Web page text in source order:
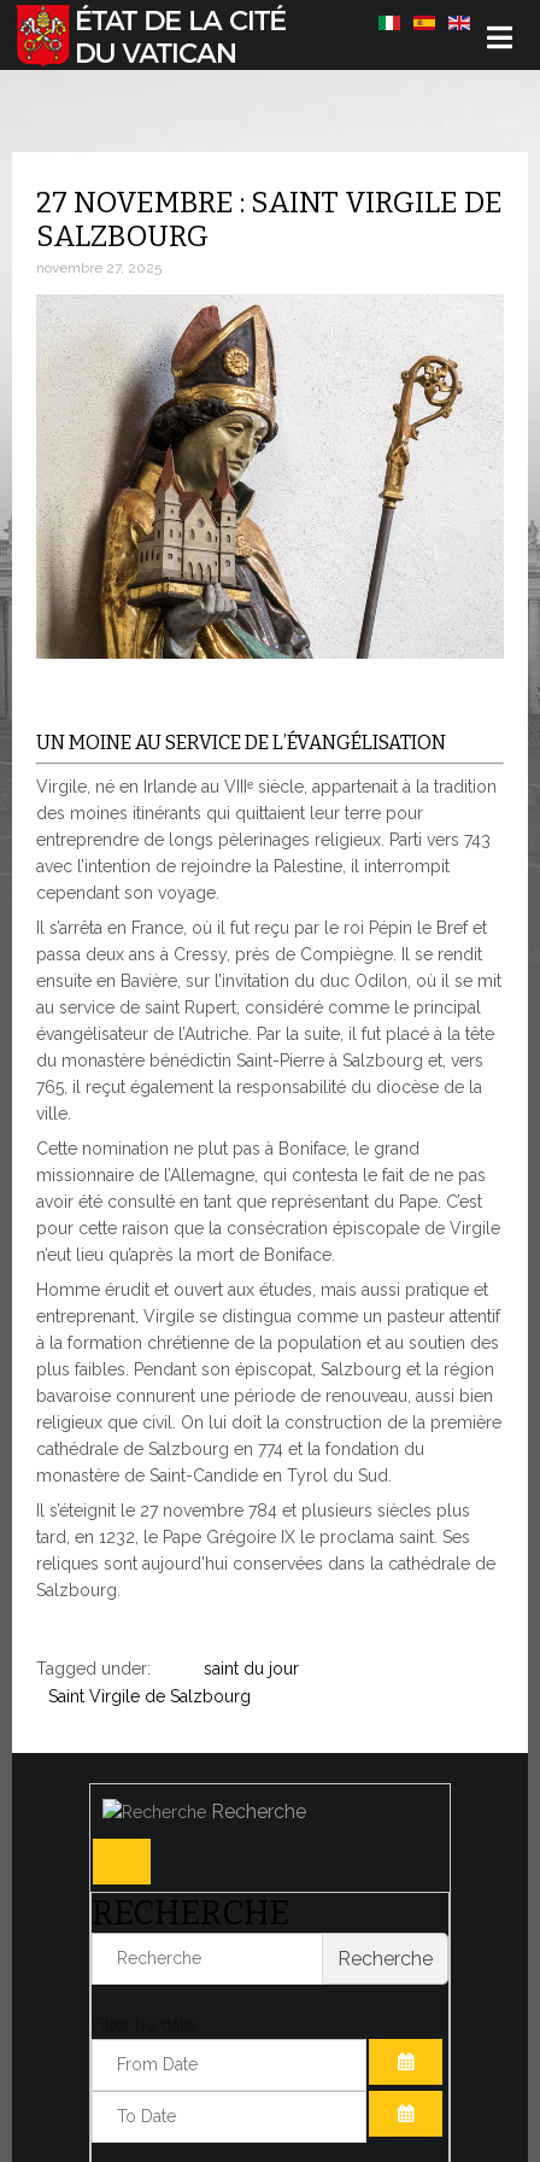
Sélectionnez votre langue
27 NOVEMBRE : SAINT VIRGILE DE
SALZBOURG
novembre 27, 2025
UN MOINE AU SERVICE DE L’ÉVANGÉLISATION
Virgile, né en Irlande au VIIIᵉ siècle, appartenait à la tradition
des moines itinérants qui quittaient leur terre pour
entreprendre de longs pèlerinages religieux. Parti vers 743
avec l’intention de rejoindre la Palestine, il interrompit
cependant son voyage.
Il s’arrêta en France, où il fut reçu par le roi Pépin le Bref et
passa deux ans à Cressy, près de Compiègne. Il se rendit
ensuite en Bavière, sur l’invitation du duc Odilon, où il se mit
au service de saint Rupert, considéré comme le principal
évangélisateur de l’Autriche. Par la suite, il fut placé à la tête
du monastère bénédictin Saint-Pierre à Salzbourg et, vers
765, il reçut également la responsabilité du diocèse de la
ville.
Cette nomination ne plut pas à Boniface, le grand
missionnaire de l’Allemagne, qui contesta le fait de ne pas
avoir été consulté en tant que représentant du Pape. C’est
pour cette raison que la consécration épiscopale de Virgile
n’eut lieu qu’après la mort de Boniface.
Homme érudit et ouvert aux études, mais aussi pratique et
entreprenant, Virgile se distingua comme un pasteur attentif
à la formation chrétienne de la population et au soutien des
plus faibles. Pendant son épiscopat, Salzbourg et la région
bavaroise connurent une période de renouveau, aussi bien
religieux que civil. On lui doit la construction de la première
cathédrale de Salzbourg en 774 et la fondation du
monastère de Saint-Candide en Tyrol du Sud.
Il s’éteignit le 27 novembre 784 et plusieurs siècles plus
tard, en 1232, le Pape Grégoire IX le proclama saint. Ses
reliques sont aujourd’hui conservées dans la cathédrale de
Salzbourg.
Tagged under:
saint du jour
Saint Virgile de Salzbourg
Recherche
RECHERCHE
Recherche
OUVRIR LE